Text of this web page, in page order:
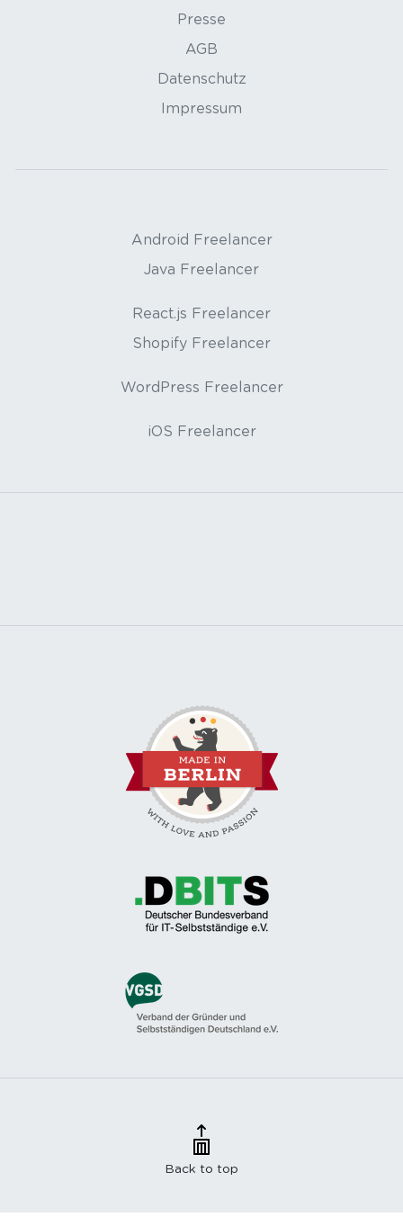
Presse
AGB
Datenschutz
Impressum
Android Freelancer
Java Freelancer
React.js Freelancer
Shopify Freelancer
WordPress Freelancer
iOS Freelancer
Back to top